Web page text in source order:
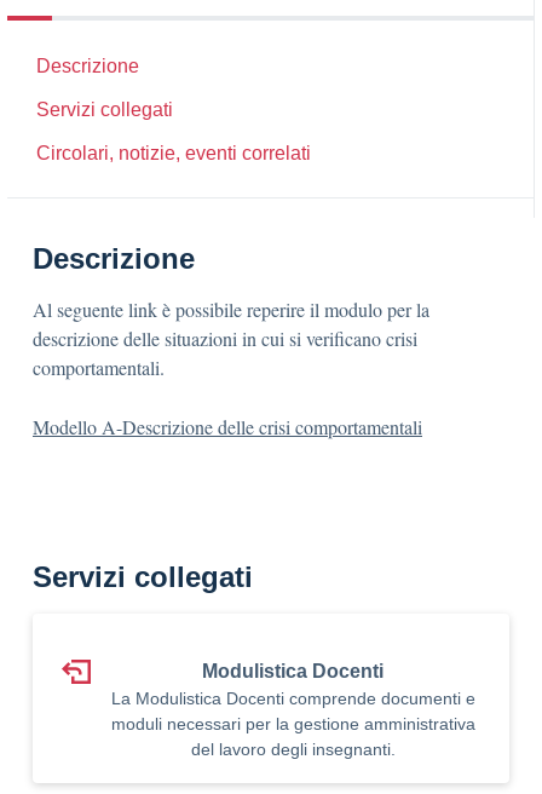
Descrizione
Servizi collegati
Circolari, notizie, eventi correlati
Descrizione
Al seguente link è possibile reperire il modulo per la
descrizione delle situazioni in cui si verificano crisi
comportamentali.
Modello A-Descrizione delle crisi comportamentali
Servizi collegati
Modulistica Docenti
La Modulistica Docenti comprende documenti e
moduli necessari per la gestione amministrativa
del lavoro degli insegnanti.